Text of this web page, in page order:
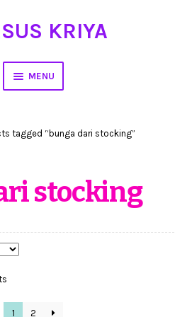
KRIYA
MENU
Bunga Dari Stocking
tagged “bunga dari stocking”
stocking
1 2